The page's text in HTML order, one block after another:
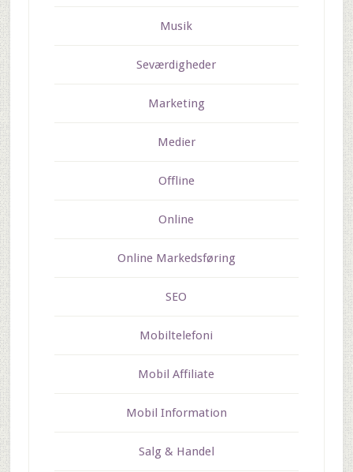
Musik
Seværdigheder
Marketing
Medier
Offline
Online
Online Markedsføring
SEO
Mobiltelefoni
Mobil Affiliate
Mobil Information
Salg & Handel